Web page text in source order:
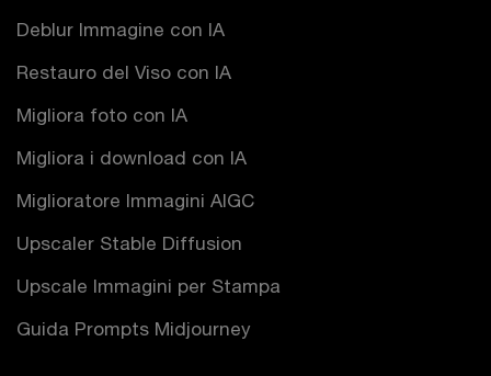
Deblur Immagine con IA
Restauro del Viso con IA
Migliora foto con IA
Migliora i download con IA
Miglioratore Immagini AIGC
Upscaler Stable Diffusion
Upscale Immagini per Stampa
Guida Prompts Midjourney